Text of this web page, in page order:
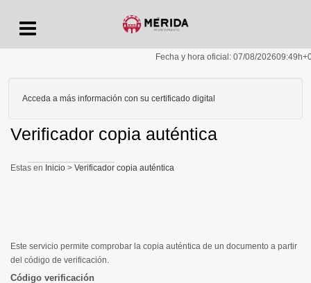
Fecha y hora oficial: 07/08/202609:49h
Acceda a más información con su certificado digital
Inicio > Verificador copia auténtica
Verificador copia auténtica
Este servicio permite comprobar la copia auténtica de un documento a partir
del código de verificación.
Código verificación